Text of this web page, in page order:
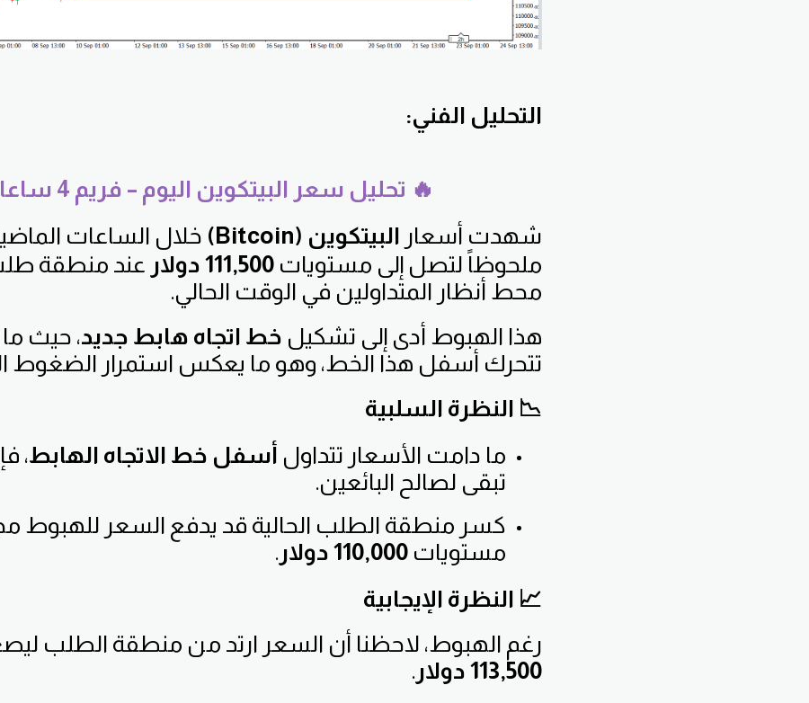
التحليل الفني:
🔥 تحليل سعر البيتكوين اليوم – فريم 4 ساعات
شهدت أسعار البيتكوين (Bitcoin)
خلال الساعات
ملحوظاً لتصل إلى مستويات 111,500 دولار
عند منطقة
محط أنظار المتداولين في الوقت الحالي.
هذا الهبوط أدى إلى تشكيل خط اتجاه هابط جديد، حيث ما
تتحرك أسفل هذا الخط، وهو ما يعكس استمرار الضغوط
📉 النظرة السلبية
ما دامت الأسعار تتداول أسفل خط الاتجاه الهابط،
تبقى لصالح البائعين.
كسر منطقة الطلب الحالية قد يدفع السعر للهبوط
مستويات 110,000 دولار
.
📈 النظرة الإيجابية
رغم الهبوط، لاحظنا أن السعر ارتد من منطقة الطلب
113,500 دولار
.